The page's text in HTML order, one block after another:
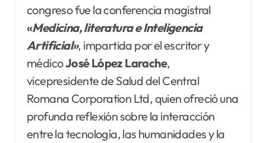
congreso fue la conferencia magistral
«Medicina, literatura e Inteligencia
Artificial», impartida por el escritor y
médicoJosé López Larache,
vicepresidente de Salud del Central
Romana Corporation Ltd, quien ofreció una
profunda reflexión sobre la interacción
entre la tecnología, las humanidades y la